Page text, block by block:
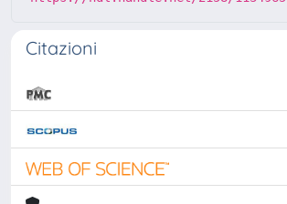
Citazioni